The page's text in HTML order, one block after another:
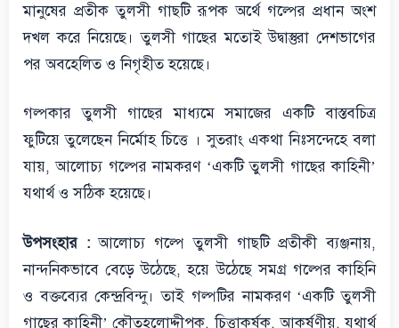
মানুষের প্রতীক তুলসী গাছটি রূপক অর্থে গল্পের প্রধান অংশ
দখল করে নিয়েছে। তুলসী গাছের মতোই উদ্বাস্তুরা দেশভাগের
পর অবহেলিত ও নিগৃহীত হয়েছে।
গল্পকার তুলসী গাছের মাধ্যমে সমাজের একটি বাস্তবচিত্র
ফুটিয়ে তুলেছেন নির্মোহ চিত্তে । সুতরাং একথা নিঃসন্দেহে বলা
যায়, আলোচ্য গল্পের নামকরণ ‘একটি তুলসী গাছের কাহিনী’
যথার্থ ও সঠিক হয়েছে।
উপসংহার :আলোচ্য গল্পে তুলসী গাছটি প্রতীকী ব্যঞ্জনায়,
নান্দনিকভাবে বেড়ে উঠেছে, হয়ে উঠেছে সমগ্র গল্পের কাহিনি
ও বক্তব্যের কেন্দ্রবিন্দু। তাই গল্পটির নামকরণ ‘একটি তুলসী
গাছের কাহিনী’ কৌতূহলোদ্দীপক, চিত্তাকর্ষক, আকর্ষণীয়, যথার্থ